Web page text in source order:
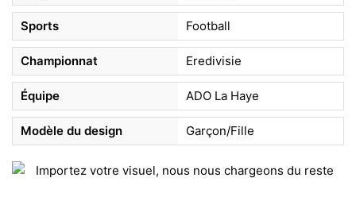
Sports Football
Championnat Eredivisie
Équipe ADO La Haye
Modèle du design Garçon/Fille